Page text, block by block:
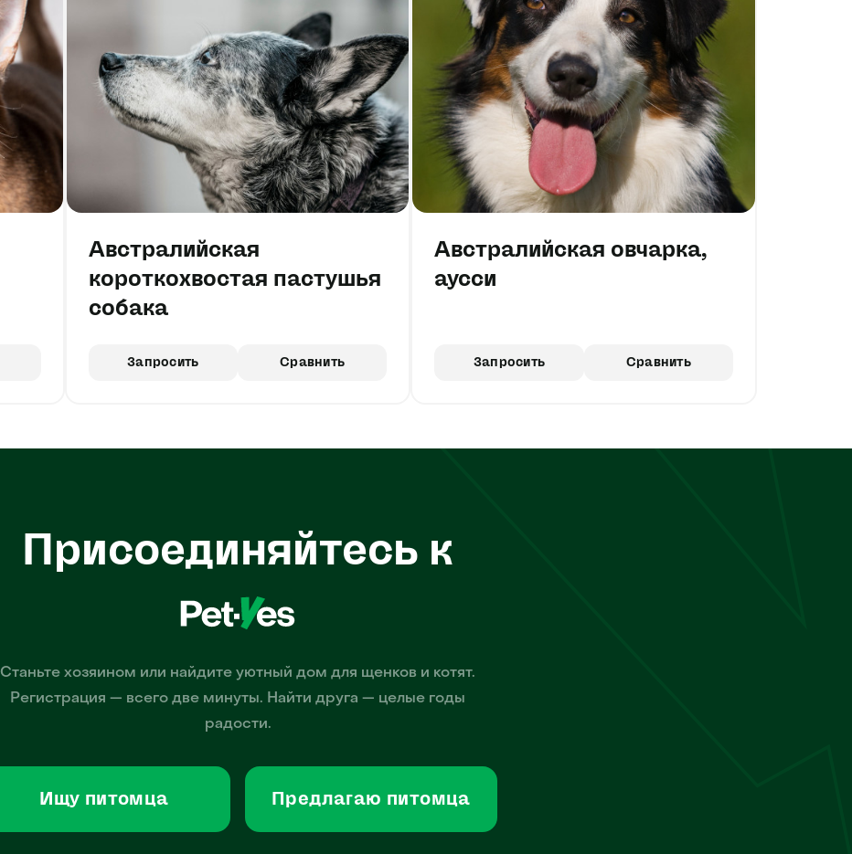
Австралийская
короткохвостая пастушья
собака
Запросить Сравнить
Австралийская овчарка,
аусси
Запросить Сравнить
Присоединяйтесь к
Станьте хозяином или найдите уютный дом для щенков и котят.
Регистрация — всего две минуты. Найти друга — целые годы
радости.
Ищу питомца Предлагаю питомца